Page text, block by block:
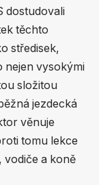
dostudovali
těchto
středisek,
nejen vysokými
složitou
jezdecká
věnuje
tomu lekce
vodiče a koně